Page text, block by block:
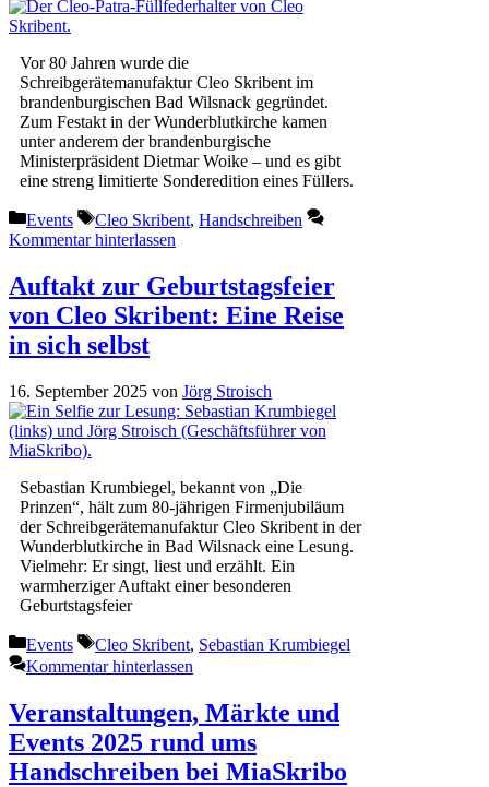
Vor 80 Jahren wurde die
Schreibgerätemanufaktur Cleo Skribent im
brandenburgischen Bad Wilsnack gegründet.
Zum Festakt in der Wunderblutkirche kamen
unter anderem der brandenburgische
Ministerpräsident Dietmar Woike – und es gibt
eine streng limitierte Sonderedition eines Füllers.
Kategorien
Events Schlagwörter
Cleo Skribent, Handschreiben
Kommentar hinterlassen
Auftakt zur Geburtstagsfeier
von Cleo Skribent: Eine Reise
in sich selbst
16. September 2025 von Jörg Stroisch
Sebastian Krumbiegel, bekannt von „Die
Prinzen“, hält zum 80-jährigen Firmenjubiläum
der Schreibgerätemanufaktur Cleo Skribent in der
Wunderblutkirche in Bad Wilsnack eine Lesung.
Vielmehr: Er singt, liest und erzählt. Ein
warmherziger Auftakt einer besonderen
Geburtstagsfeier
Kategorien
Events Schlagwörter
Cleo Skribent, Sebastian Krumbiegel
Kommentar hinterlassen
Veranstaltungen, Märkte und
Events 2025 rund ums
Handschreiben bei MiaSkribo